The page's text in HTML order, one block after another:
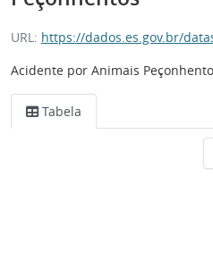
URL: https://dados.es.gov.br/dataset/ca504ac7-70da-4f5e-a0ab-3bd625656790/resource/
Acidente por Animais
Tabela